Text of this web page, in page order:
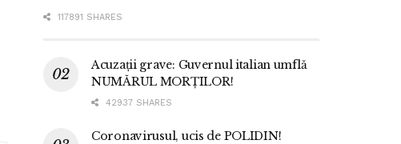
117891 SHARES
Acuzații grave: Guvernul italian umflă
NUMĂRUL MORȚILOR!
42937 SHARES
Coronavirusul, ucis de POLIDIN!